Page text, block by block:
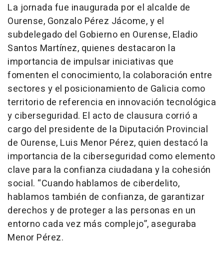
La jornada fue inaugurada por el alcalde de
Ourense, Gonzalo Pérez Jácome, y el
subdelegado del Gobierno en Ourense, Eladio
Santos Martínez, quienes destacaron la
importancia de impulsar iniciativas que
fomenten el conocimiento, la colaboración entre
sectores y el posicionamiento de Galicia como
territorio de referencia en innovación tecnológica
y ciberseguridad. El acto de clausura corrió a
cargo del presidente de la Diputación Provincial
de Ourense, Luis Menor Pérez, quien destacó la
importancia de la ciberseguridad como elemento
clave para la confianza ciudadana y la cohesión
social. “Cuando hablamos de ciberdelito,
hablamos también de confianza, de garantizar
derechos y de proteger a las personas en un
entorno cada vez más complejo”, aseguraba
Menor Pérez.